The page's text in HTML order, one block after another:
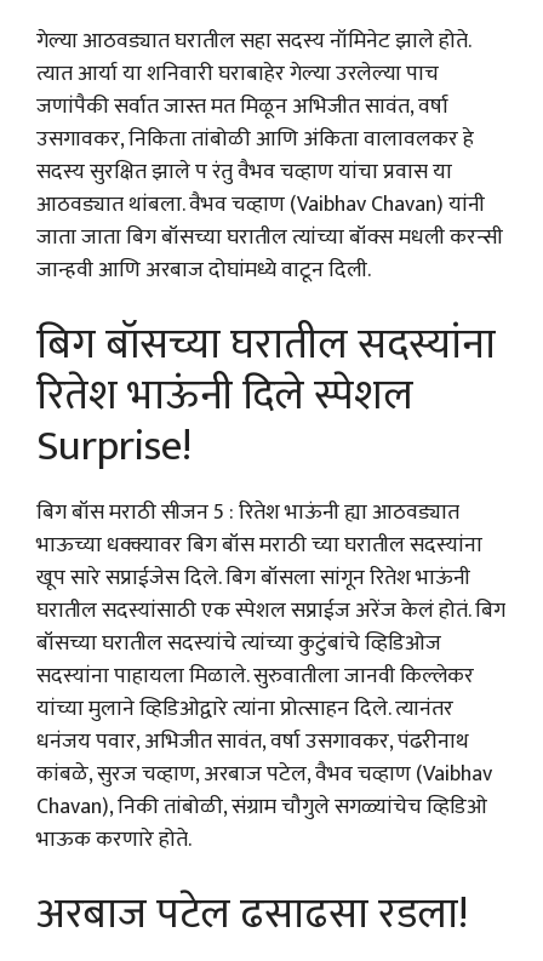
गेल्या आठवड्यात घरातील सहा सदस्य नॉमिनेट झाले होते.
त्यात आर्या या शनिवारी घराबाहेर गेल्या उरलेल्या पाच
जणांपैकी सर्वात जास्त मत मिळून अभिजीत सावंत, वर्षा
उसगावकर, निकिता तांबोळी आणि अंकिता वालावलकर हे
सदस्य सुरक्षित झाले प रंतु वैभव चव्हाण यांचा प्रवास या
आठवड्यात थांबला. वैभव चव्हाण (Vaibhav Chavan) यांनी
जाता जाता बिग बॉसच्या घरातील त्यांच्या बॉक्स मधली करन्सी
जान्हवी आणि अरबाज दोघांमध्ये वाटून दिली.
बिग बॉसच्या घरातील सदस्यांना
रितेश भाऊंनी दिले स्पेशल
Surprise!
बिग बॉस मराठी सीजन 5 : रितेश भाऊंनी ह्या आठवड्यात
भाऊच्या धक्क्यावर बिग बॉस मराठी च्या घरातील सदस्यांना
खूप सारे सप्राईजेस दिले. बिग बॉसला सांगून रितेश भाऊंनी
घरातील सदस्यांसाठी एक स्पेशल सप्राईज अरेंज केलं होतं. बिग
बॉसच्या घरातील सदस्यांचे त्यांच्या कुटुंबांचे व्हिडिओज
सदस्यांना पाहायला मिळाले. सुरुवातीला जानवी किल्लेकर
यांच्या मुलाने व्हिडिओद्वारे त्यांना प्रोत्साहन दिले. त्यानंतर
धनंजय पवार, अभिजीत सावंत, वर्षा उसगावकर, पंढरीनाथ
कांबळे, सुरज चव्हाण, अरबाज पटेल, वैभव चव्हाण (Vaibhav
Chavan), निकी तांबोळी, संग्राम चौगुले सगळ्यांचेच व्हिडिओ
भाऊक करणारे होते.
अरबाज पटेल ढसाढसा रडला!